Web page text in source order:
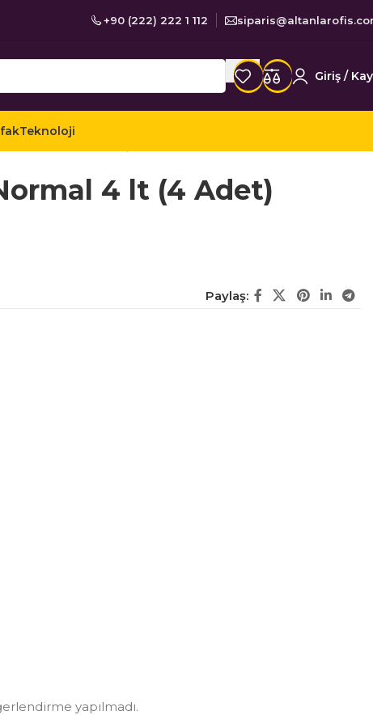
+90 (222) 222 1 112
Giriş /
Teknoloji
4 lt (4 Adet)
Paylaş:
yapılmadı.